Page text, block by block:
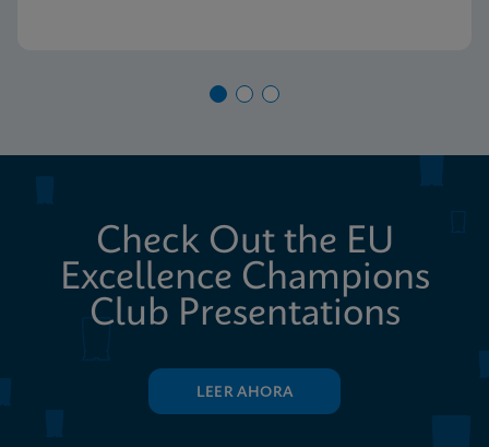
Check Out the EU
Excellence Champions
Club Presentations
LEER AHORA